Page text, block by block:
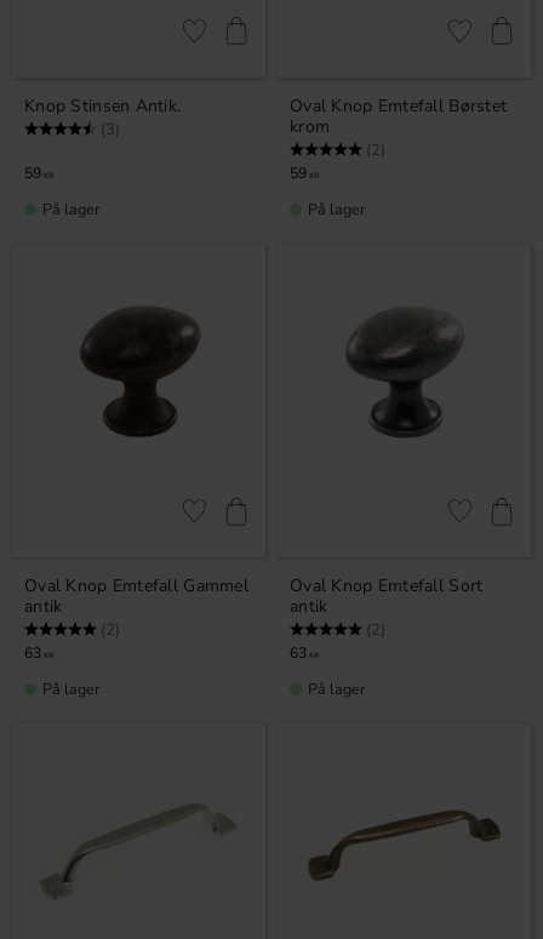
Knop Stinsen Antik.
Vurdering: (3)
59 KR
Gem som favorit
På lager
Oval Knop Emtefall Børstet
krom
Vurdering: (2)
59 KR
Gem som
På lager
Oval Knop Emtefall Gammel
antik
Vurdering: (2)
63 KR
Gem som favorit
På lager
Oval Knop Emtefall Sort
antik
Vurdering: (2)
63 KR
Gem som
På lager